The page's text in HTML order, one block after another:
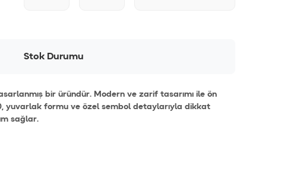
Stok Durumu
bir üründür. Modern ve zarif tasarımı ile ön
yuvarlak formu ve özel sembol detaylarıyla dikkat
sağlar.